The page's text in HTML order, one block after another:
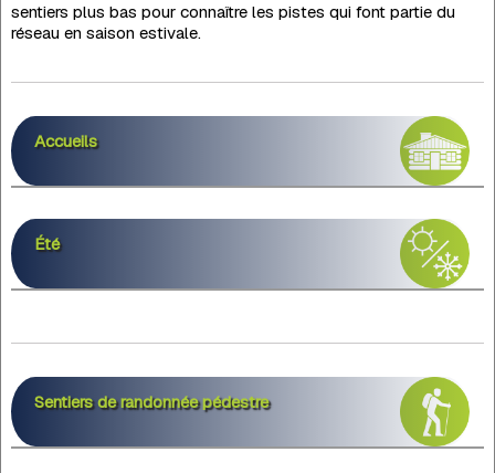
sentiers plus bas pour connaître les pistes qui font partie du
réseau en saison estivale.
Accueils
Été
Sentiers de randonnée pédestre